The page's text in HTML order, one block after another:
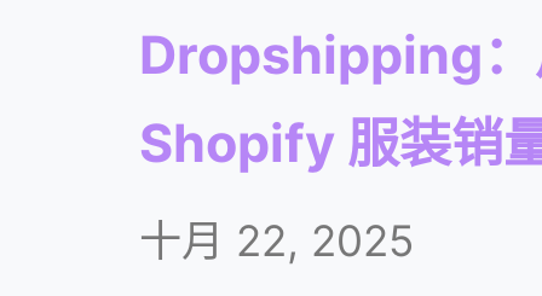
Dropshipping：
Shopify 服装销
十月 22, 2025